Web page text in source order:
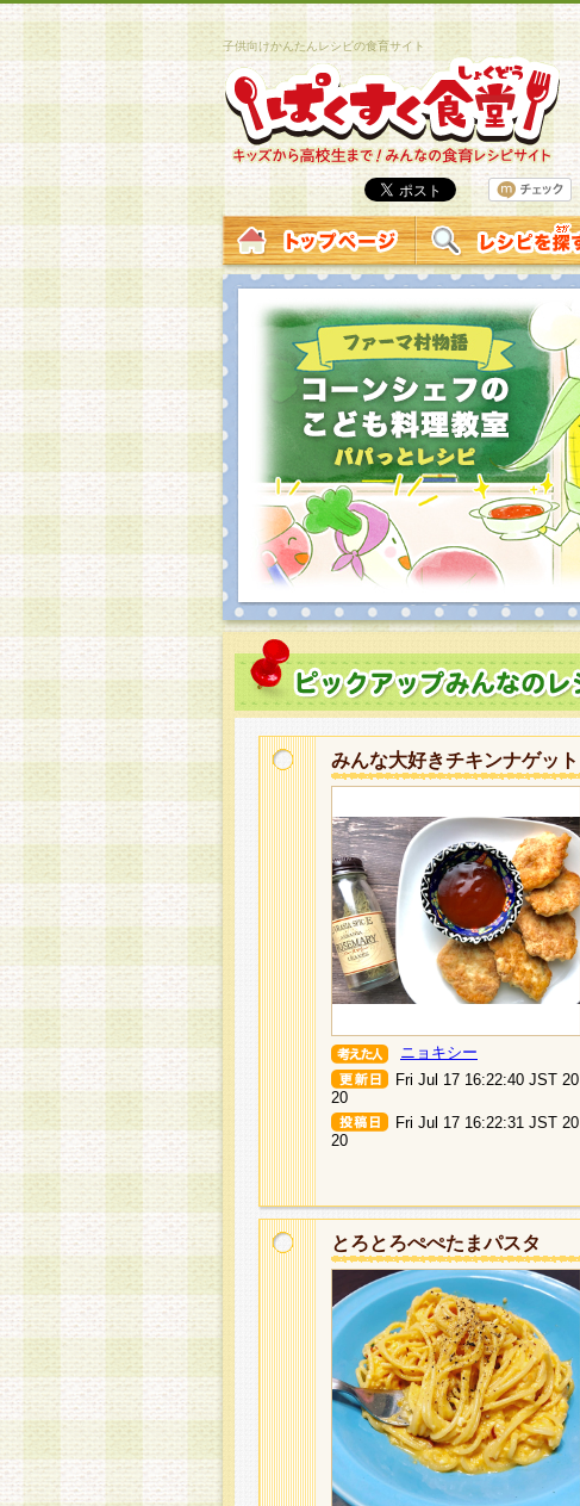
子供向けかんたんレシピの食育サイト
みんな大好きチキンナゲット
ニョキシー
Fri Jul 17 16:22:40 JST 20
20
Fri Jul 17 16:22:31 JST 20
20
とろとろぺぺたまパスタ